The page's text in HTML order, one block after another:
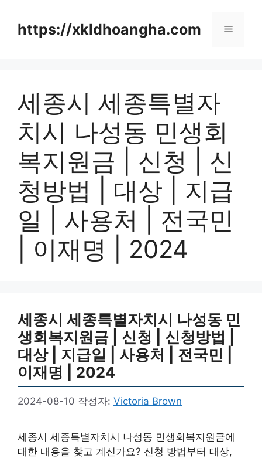
https://xkldhoangha.com 메
세종시 세종특별자
치시 나성동 민생회
복지원금 | 신청 | 신
청방법 | 대상 | 지급
일 | 사용처 | 전국민
| 이재명 | 2024
세종시 세종특별자치시 나성동 민
생회복지원금 | 신청 | 신청방법 |
대상 | 지급일 | 사용처 | 전국민 |
이재명 | 2024
2024-08-10 작성자: Victoria Brown
세종시 세종특별자치시 나성동 민생회복지원금에
대한 내용을 찾고 계신가요? 신청 방법부터 대상,